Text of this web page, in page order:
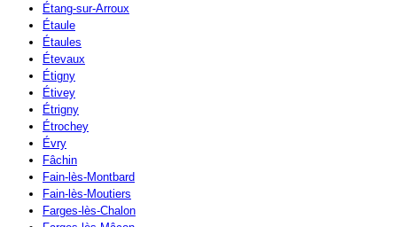
Étang-sur-Arroux
Étaule
Étaules
Étevaux
Étigny
Étivey
Étrigny
Étrochey
Évry
Fâchin
Fain-lès-Montbard
Fain-lès-Moutiers
Farges-lès-Chalon